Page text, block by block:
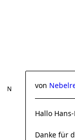
von
Hallo
Danke für